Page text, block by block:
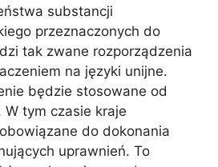
substancji
przeznaczonych do
tak zwane rozporządzenia
na języki unijne.
będzie stosowane od
W tym czasie kraje
do dokonania
uprawnień. To